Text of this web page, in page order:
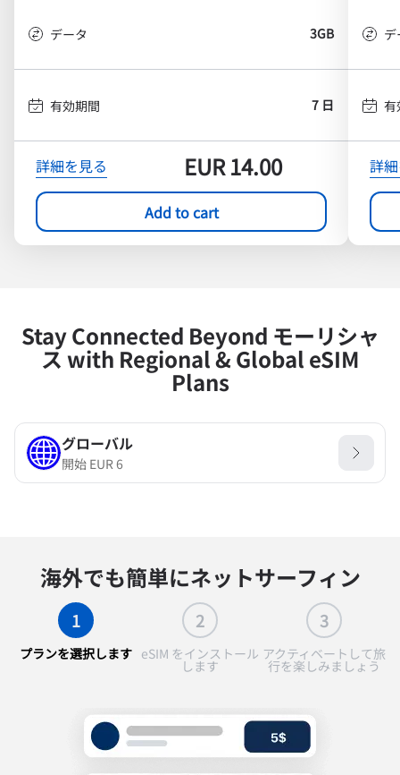
データ 3GB
有効期間 7 日
詳細を見る EUR14.00
Add to cart
有
詳
Stay Connected Beyond モーリシャ
ス with Regional & Global eSIM
Plans
グローバル
開始 EUR6
海外でも簡単にネットサーフィン
1
プランを選択します
2
eSIM をインストール
します
3
アクティベートして旅
行を楽しみましょう